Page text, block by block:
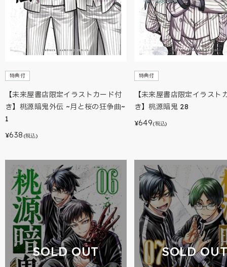
特典付
【未来屋書店限定イラストカード付
き】桃源暗鬼外伝 ~月と桜の狂争曲~
1
¥638 (税込)
特典付
【未来屋書店限定イラスト
き】桃源暗鬼 28
¥649(税込)
SOLD OUT SOLD